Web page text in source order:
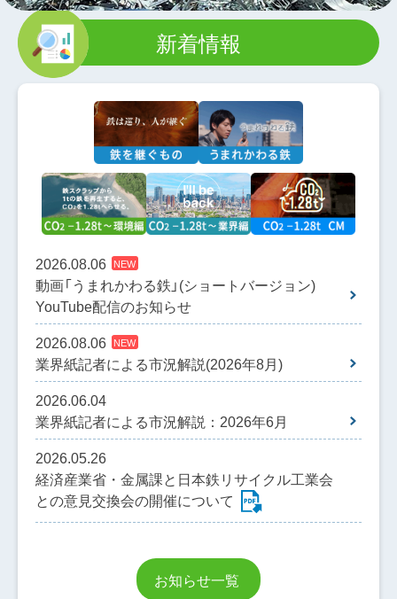
新着情報
2026.08.06 NEW
動画「うまれかわる鉄」(ショートバージョン)
YouTube配信のお知らせ
2026.08.06 NEW
業界紙記者による市況解説(2026年8月)
2026.06.04
業界紙記者による市況解説：2026年6月
2026.05.26
経済産業省・金属課と日本鉄リサイクル工業会
との意見交換会の開催について
お知らせ一覧